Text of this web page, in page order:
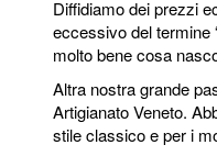
Diffidiamo dei prezzi
eccessivo del termine
molto bene cosa
Altra nostra grande
Artigianato Veneto.
stile classico e per i